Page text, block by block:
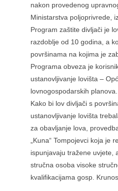
Izjava o
Zaštita podataka
nakon provedenog
Ministarstva poljoprivrede,
Program zaštite divljači je
razdoblje od 10 godina, a
površinama na kojima je
Programa obveza je
ustanovljivanje lovišta –
lovnogospodarskih planova.
Kako bi lov divljači s
ustanovljivanje lovišta
za obavljanje lova,
„Kuna“ Tompojevci koja je
ispunjavaju tražene uvjete,
stručna osoba visoke
kvalifikacijama gosp.